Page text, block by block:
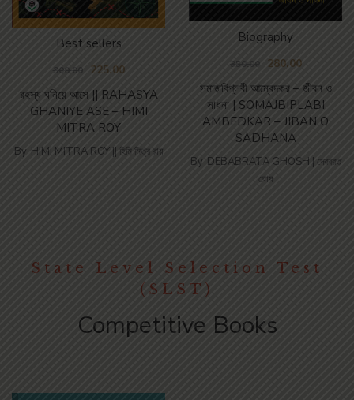
রহস্য ঘনিয়ে আসে || RAHASYA
GHANIYE ASE – HIMI
MITRA ROY
Best sellers
300.00 225.00
By HIMI MITRA ROY || হিমি মিত্র রায়
সমাজবিপ্লবী আম্বেদকর – জীবন ও
সাধনা | SOMAJBIPLABI
AMBEDKAR – JIBAN O
SADHANA
Biography
350.00 280.00
By DEBABRATA GHOSH | দেবব্রত
ঘোষ
State Level Selection Test
(SLST)
Competitive Books